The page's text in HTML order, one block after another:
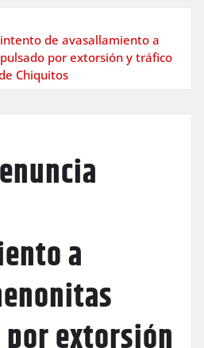
de avasallamiento a
por extorsión y tráfico
Chiquitos
a